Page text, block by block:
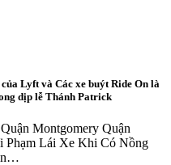
Lyft và Các xe buýt Ride On là
dịp lễ Thánh Patrick
Montgomery Quận
Lái Xe Khi Có Nồng